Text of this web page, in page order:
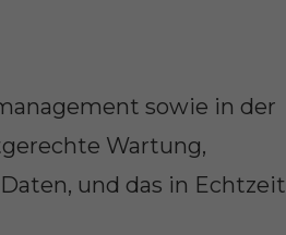
sowie in der
Wartung,
und das in Echtzeit